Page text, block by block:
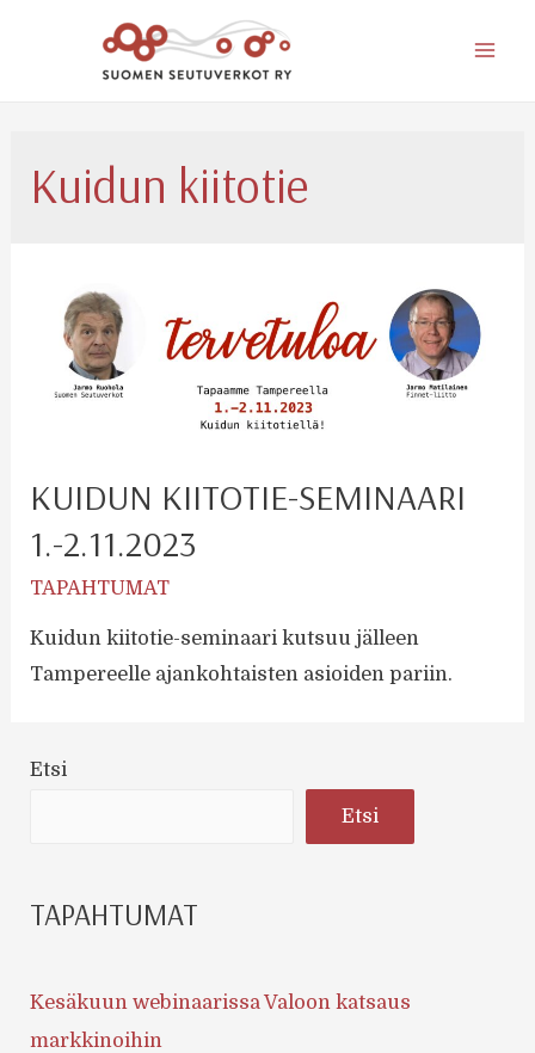
Kuidun kiitotie
KUIDUN KIITOTIE-SEMINAARI
1.-2.11.2023
TAPAHTUMAT
Kuidun kiitotie-seminaari kutsuu jälleen
Tampereelle ajankohtaisten asioiden pariin.
Etsi
Etsi
TAPAHTUMAT
Kesäkuun webinaarissa Valoon katsaus
markkinoihin